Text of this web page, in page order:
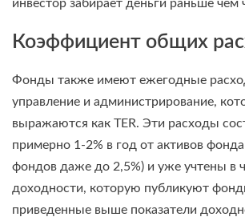
инвестор забирает деньги раньше чем
Коэффициент общих
Фонды также имеют ежегодные
управление и администрирование,
выражаются как TER. Эти расходы
примерно 1-2% в год от активов
фондов даже до 2,5%) и уже учтены в
доходности, которую публикуют
приведенные выше показатели